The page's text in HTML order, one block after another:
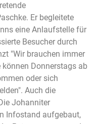
Er begleitete
eine Anlaufstelle für
Besucher durch
"Wir brauchen immer
Donnerstags ab
oder sich
Auch die
Johanniter
Infostand aufgebaut,